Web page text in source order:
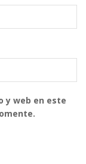
y web en este